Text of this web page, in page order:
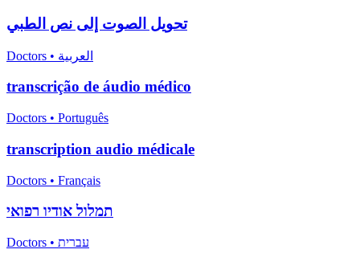
تحويل الصوت إلى نص الطبي
Doctors • العربية
transcrição de áudio médico
Doctors • Português
transcription audio médicale
Doctors • Français
תמלול אודיו רפואי
Doctors • עברית